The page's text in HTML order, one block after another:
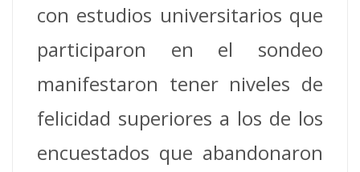
con estudios universitarios que
participaron en el sondeo
manifestaron tener niveles de
felicidad superiores a los de los
encuestados que abandonaron